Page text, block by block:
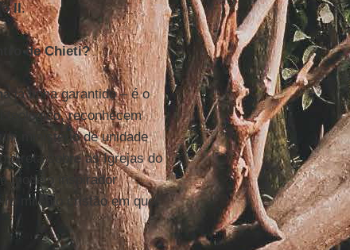
II.
de Chieti?
já tinha garantido – é o
teológico, reconhecem
ministério de unidade
direta sobre as Igrejas do
modelo inspirador
milênio cristão em que